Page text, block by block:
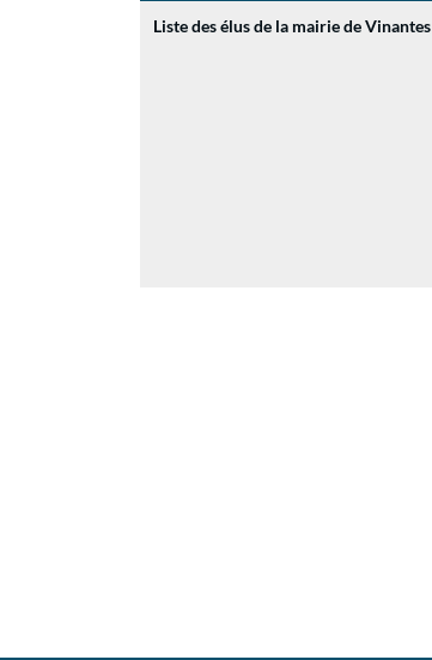
Liste des élus de la mairie de Vinantes